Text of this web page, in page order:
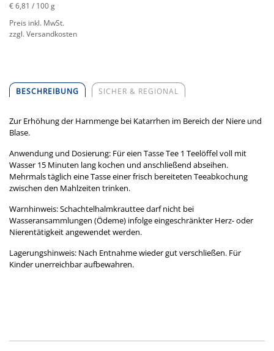
€ 6,81 / 100 g
Preis inkl. MwSt.
zzgl. Versandkosten
BESCHREIBUNG SICHER & REGIONAL
Zur Erhöhung der Harnmenge bei Katarrhen im Bereich der Niere und
Blase.
Anwendung und Dosierung: Für eien Tasse Tee 1 Teelöffel voll mit
Wasser 15 Minuten lang kochen und anschließend abseihen.
Mehrmals täglich eine Tasse einer frisch bereiteten Teeabkochung
zwischen den Mahlzeiten trinken.
Warnhinweis: Schachtelhalmkrauttee darf nicht bei
Wasseransammlungen (Ödeme) infolge eingeschränkter Herz- oder
Nierentätigkeit angewendet werden.
Lagerungshinweis: Nach Entnahme wieder gut verschließen. Für
Kinder unerreichbar aufbewahren.